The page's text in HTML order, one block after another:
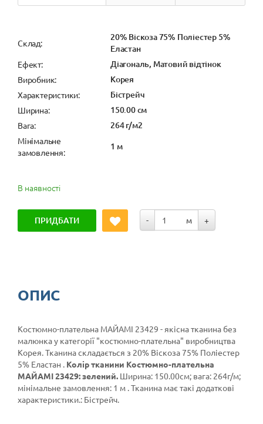
Cклад:
20% Віскоза 75% Поліестер 5%
Еластан
Ефект: Діагональ, Матовий відтінок
Виробник: Корея
Характеристики: Бістрейч
Ширина: 150.00 см
Вага: 264 г/м2
Мінімальне
замовлення:
1 м
В наявності
ПРИДБАТИ - м +
ОПИС
Костюмно-плательна МАЙАМІ 23429 - якісна тканина без
малюнка у категорії "костюмно-плательна" виробництва
Корея. Тканина складається з 20% Віскоза 75% Поліестер
5% Еластан . Колір тканини Костюмно-плательна
МАЙАМІ 23429: зелений. Ширина: 150.00см; вага: 264г/м;
мінімальне замовлення: 1 м . Тканина має такі додаткові
характеристики.: Бістрейч.